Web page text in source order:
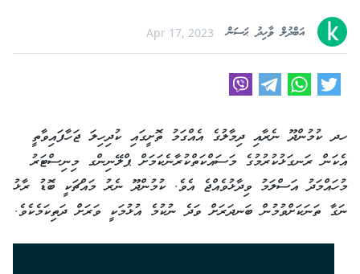
އަބްދުލް ވާހިދު ޙަސަން Apr 17, 2023
ހދ ކުމުންދޫ ނެރާއި ދިމާލުގެ އެއްގަމު ތޮށީގައި ކުދިހިލަ ޖަހާފައިވާތީ
އެކަން ރަނގަޅުކުރުމުގެ މަސައްކަތްކުރާނެކަމަށް ޕްލޭނިންގ މިނިސްޓަރު
މުހައްމަދު އަސްލަމު ވިދާޅުވެއްޖެ އެވެ. ކުމުންދޫ ނެރު މައްޗަކީ ބޮޑު ރާޅު
ނަގާ ތަނަކަށްވުމުން ބަނދަރަށް ވަދެ ނުކުމެ އުޅުމަކީ ވަރަށް ދަތިކަމެކެވެ.